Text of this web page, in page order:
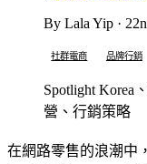
By Lala Yip ·
社群電商 品牌行銷
Spotlight Korea
營、行銷策略
在網路零售的浪潮中